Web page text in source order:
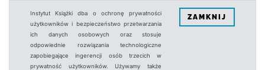
Instytut Książki dba o ochronę prywatności
użytkowników i bezpieczeństwo przetwarzania
ich danych osobowych oraz stosuje
odpowiednie rozwiązania technologiczne
zapobiegające ingerencji osób trzecich w
prywatność użytkowników. Używamy także
ZAMKNIJ